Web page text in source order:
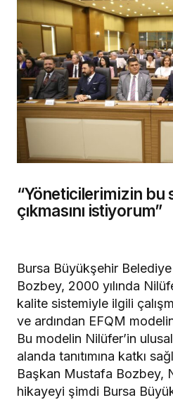
“Yöneticilerimizin bu
çıkmasını istiyorum”
Bursa Büyükşehir
Bozbey, 2000 yılında
kalite sistemiyle ilgili
ve ardından EFQM
Bu modelin Nilüfer’in
alanda tanıtımına katkı
Başkan Mustafa Bozbey,
hikayeyi şimdi Bursa